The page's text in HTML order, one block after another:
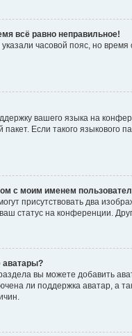
всё равно неправильное!
часовой пояс, но
вашего языка на
пакет. Если такого
с моим именем
присутствовать два
статус на конференции.
аватары?
вы можете добавить
ли поддержка аватар, а